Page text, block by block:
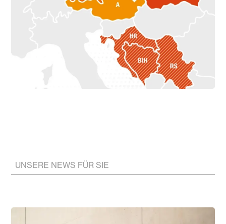
UNSERE NEWS FÜR SIE